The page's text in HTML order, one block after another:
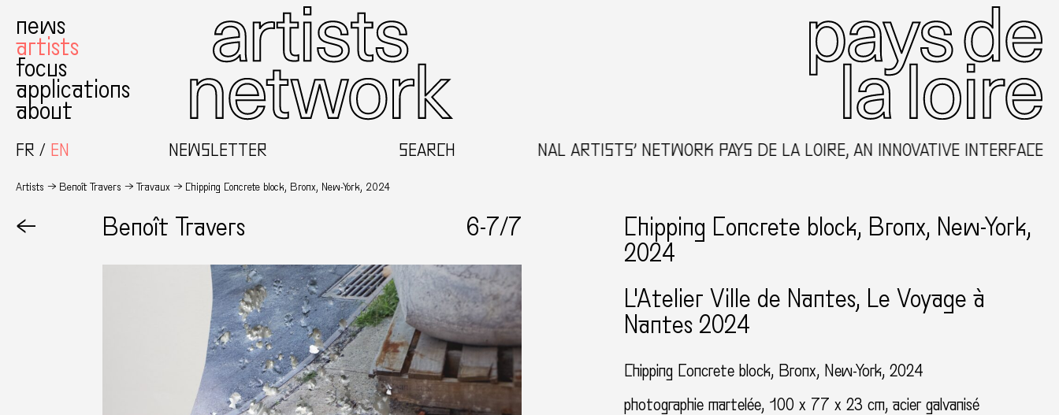
news
artists
focus
applications
about
FR EN NEWSLETTER SEARCH
WELCOME TO THE NEW WEBSITE OF THE THE REGIONAL ARTISTS’ NETWORK PAYS DE LA LOIRE, AN INNOVATIVE INTERFACE
Artists Benoît Travers Travaux Chipping Concrete block, Bronx, New-York, 2024
← Benoît Travers 6-7/7
Chipping Concrete block, Bronx, New-York,
2024
L'Atelier Ville de Nantes Le Voyage à
Nantes 2024
Chipping Concrete block, Bronx, New-York, 2024
photographie martelée, 100 x 77 x 23 cm, acier galvanisé